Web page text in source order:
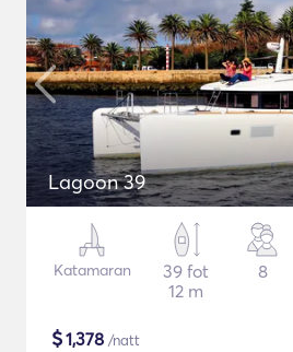
Lagoon 39
Katamaran
39 fot
12 m
8
$1,378 /natt